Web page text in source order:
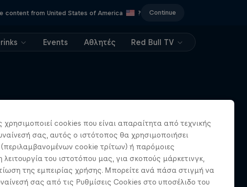
content from United States of America ? Continue
Events Αθλητές Red Bull TV
Περισσότερα
χρησιμοποιεί cookies που είναι απαραίτητα από τεχνικής
σας, αυτός ο ιστότοπος θα χρησιμοποιήσει
cookie τρίτων) ή παρόμοιες
λειτουργία του ιστοτόπου μας, για σκοπούς μάρκετινγκ,
της εμπειρίας χρήσης. Μπορείτε ανά πάσα στιγμή να
σας από τις Ρυθμίσεις Cookies στο υποσέλιδο του